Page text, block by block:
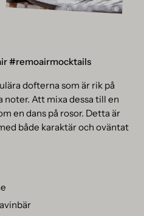
#remoairmocktails
dofterna som är rik på
Att mixa dessa till en
en dans på rosor. Detta är
både karaktär och oväntat